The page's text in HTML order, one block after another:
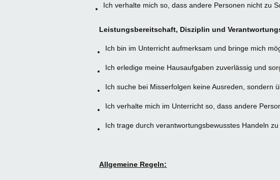
Ich verhalte mich so, dass andere Personen nicht zu
Leistungsbereitschaft, Disziplin und
Ich bin im Unterricht aufmerksam und bringe mich
Ich erledige meine Hausaufgaben zuverlässig und
Ich suche bei Misserfolgen keine Ausreden, sondern
Ich verhalte mich im Unterricht so, dass andere
Ich trage durch verantwortungsbewusstes Handeln
Allgemeine Regeln: